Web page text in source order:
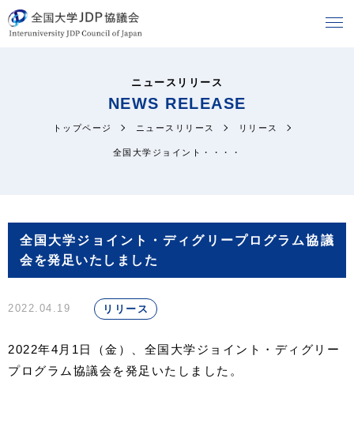
ニュースリリース
NEWS RELEASE
トップページ ニュースリリース リリース
全国大学ジョイント・・・・
全国大学ジョイント・ディグリープログラム協議
会を発足いたしました
2022.04.19 リリース
2022年4月1日（金）、全国大学ジョイント・ディグリー
プログラム協議会を発足いたしました。